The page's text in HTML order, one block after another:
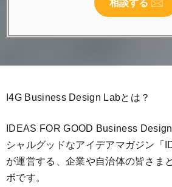
相談する
I4G Business Design Labとは？
IDEAS FOR GOOD Business
シャルグッドなアイデアマガジン「
が運営する、企業や自治体の皆さま
ボです。